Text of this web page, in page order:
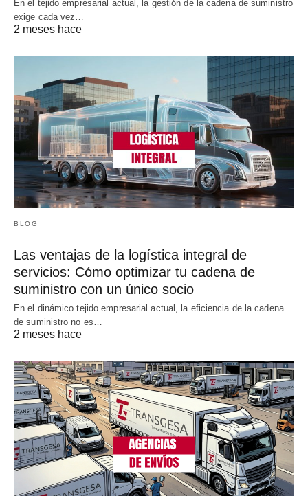
En el tejido empresarial actual, la gestión de la cadena de suministro
exige cada vez…
2 meses hace
BLOG
Las ventajas de la logística integral de
servicios: Cómo optimizar tu cadena de
suministro con un único socio
En el dinámico tejido empresarial actual, la eficiencia de la cadena
de suministro no es…
2 meses hace